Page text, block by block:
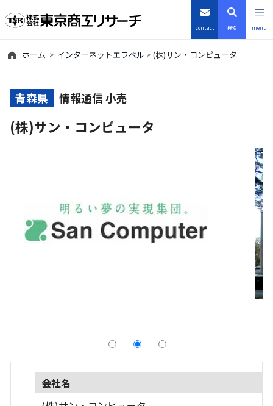
contact 検索 menu
TSRデータインサイト
TSR-PLUS
商品・サービス
English
ホーム インターネットエラベル (株)サン・コンピュータ
青森県 情報通信 小売
(株)サン・コンピュータ
会社名